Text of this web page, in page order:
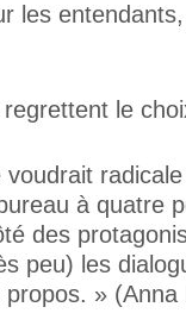
les
le
voudrait
à quatre
des
peu) les
propos. » (Anna